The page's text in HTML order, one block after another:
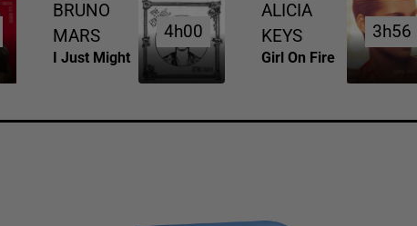
BRUNO
MARS
I Just Might
4h00
4h00
ALICIA
KEYS
Girl On Fire
3h56
3h56